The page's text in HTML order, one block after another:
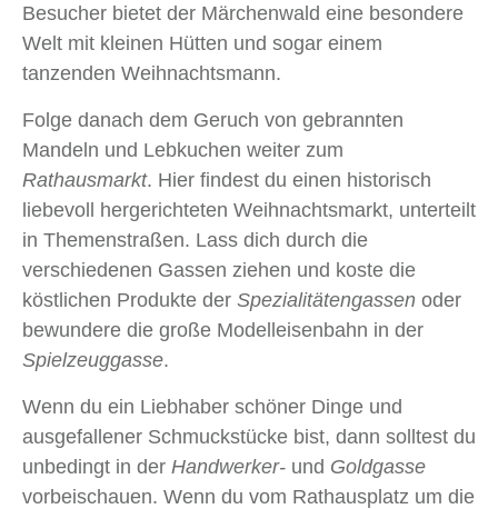
Besucher bietet der Märchenwald eine besondere
Welt mit kleinen Hütten und sogar einem
tanzenden Weihnachtsmann.
Folge danach dem Geruch von gebrannten
Mandeln und Lebkuchen weiter zum
Rathausmarkt. Hier findest du einen historisch
liebevoll hergerichteten Weihnachtsmarkt, unterteilt
in Themenstraßen. Lass dich durch die
verschiedenen Gassen ziehen und koste die
köstlichen Produkte der Spezialitätengassen oder
bewundere die große Modelleisenbahn in der
Spielzeuggasse.
Wenn du ein Liebhaber schöner Dinge und
ausgefallener Schmuckstücke bist, dann solltest du
unbedingt in der Handwerker- und Goldgasse
vorbeischauen. Wenn du vom Rathausplatz um die